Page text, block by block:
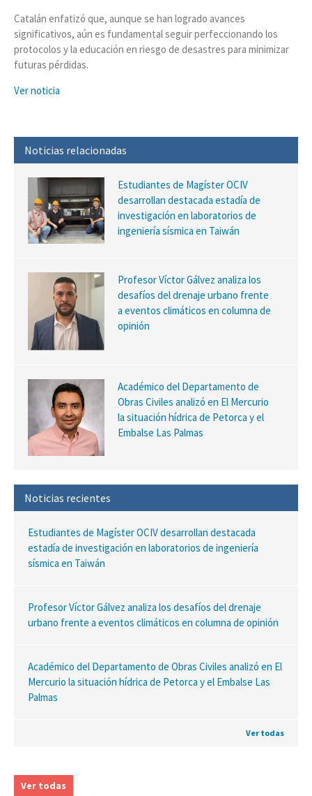
Catalán enfatizó que, aunque se han logrado avances
significativos, aún es fundamental seguir perfeccionando los
protocolos y la educación en riesgo de desastres para minimizar
futuras pérdidas.
Ver noticia
Noticias relacionadas
Estudiantes de Magíster OCIV
desarrollan destacada estadía de
investigación en laboratorios de
ingeniería sísmica en Taiwán
Profesor Víctor Gálvez analiza los
desafíos del drenaje urbano frente
a eventos climáticos en columna de
opinión
Académico del Departamento de
Obras Civiles analizó en El Mercurio
la situación hídrica de Petorca y el
Embalse Las Palmas
Noticias recientes
Estudiantes de Magíster OCIV desarrollan destacada
estadía de investigación en laboratorios de ingeniería
sísmica en Taiwán
Profesor Víctor Gálvez analiza los desafíos del drenaje
urbano frente a eventos climáticos en columna de opinión
Académico del Departamento de Obras Civiles analizó en El
Mercurio la situación hídrica de Petorca y el Embalse Las
Palmas
Ver todas
Ver todas